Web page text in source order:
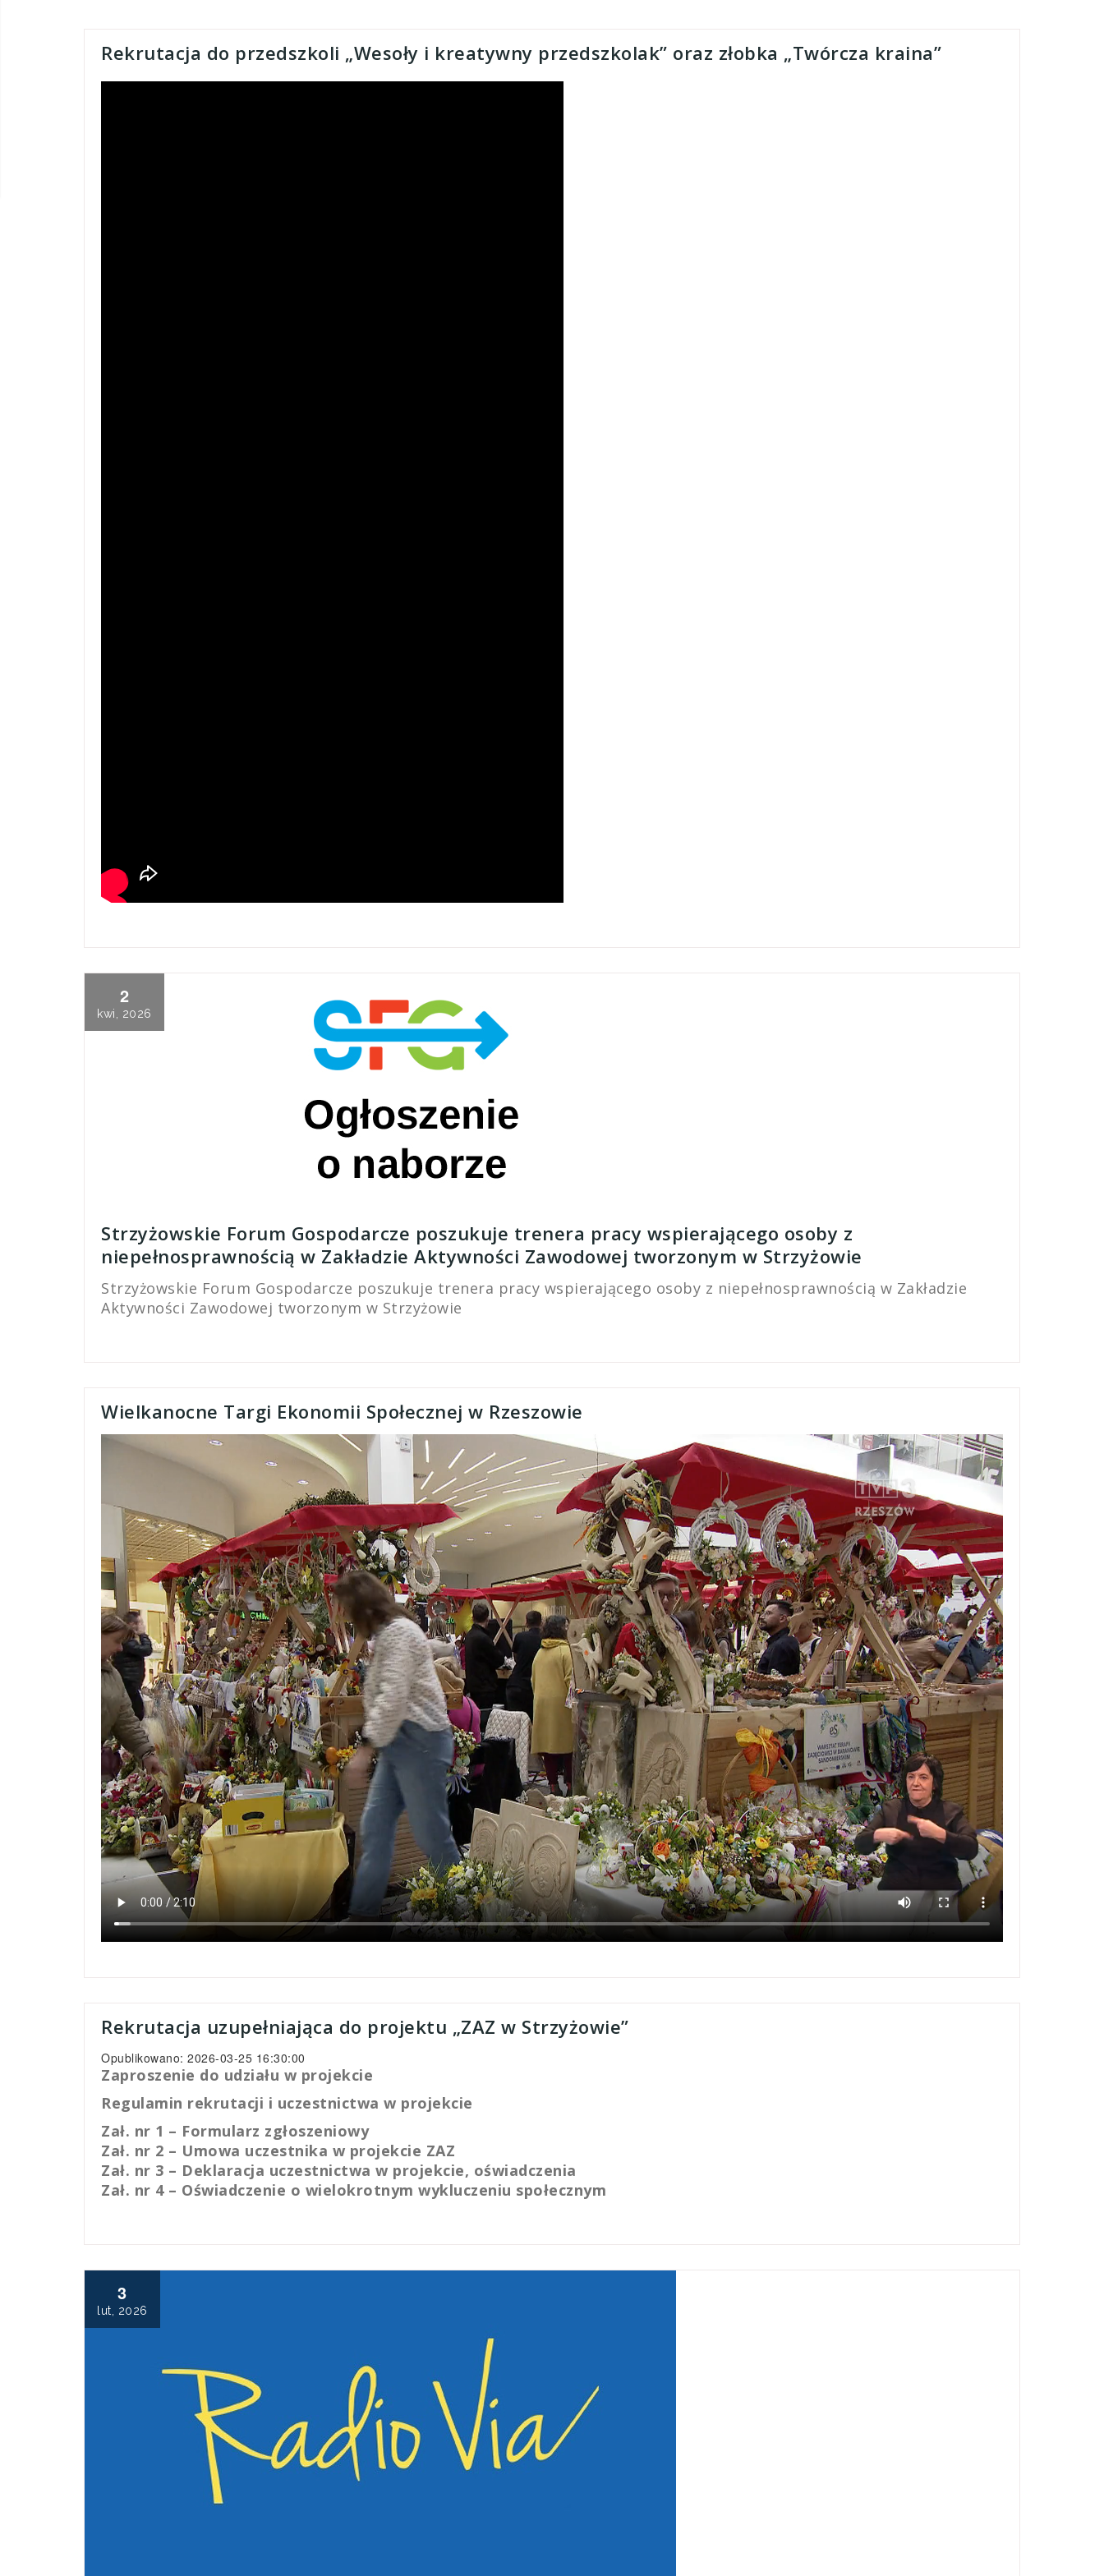
Rekrutacja do przedszkoli „Wesoły i kreatywny przedszkolak” oraz złobka „Twórcza kraina”
2
kwi, 2026
Strzyżowskie Forum Gospodarcze poszukuje trenera pracy wspierającego osoby z
niepełnosprawnością w Zakładzie Aktywności Zawodowej tworzonym w Strzyżowie
Strzyżowskie Forum Gospodarcze poszukuje trenera pracy wspierającego osoby z niepełnosprawnością w Zakładzie
Aktywności Zawodowej tworzonym w Strzyżowie
Wielkanocne Targi Ekonomii Społecznej w Rzeszowie
Rekrutacja uzupełniająca do projektu „ZAZ w Strzyżowie”
Opublikowano: 2026-03-25 16:30:00
Zaproszenie do udziału w projekcie
Regulamin rekrutacji i uczestnictwa w projekcie
Zał. nr 1 – Formularz zgłoszeniowy
Zał. nr 2 – Umowa uczestnika w projekcie ZAZ
Zał. nr 3 – Deklaracja uczestnictwa w projekcie, oświadczenia
Zał. nr 4 – Oświadczenie o wielokrotnym wykluczeniu społecznym
3
lut, 2026